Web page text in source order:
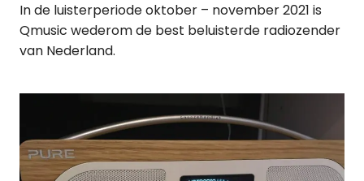
In de luisterperiode oktober – november 2021 is
Qmusic wederom de best beluisterde radiozender
van Nederland.